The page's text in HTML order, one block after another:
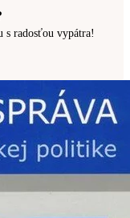
s radosťou vypátra!